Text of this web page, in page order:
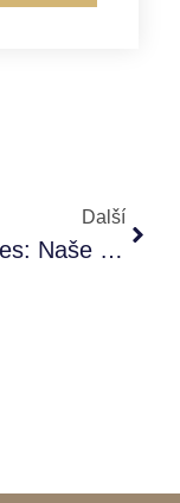
Další
OH Wines: Naše Doporučení Vína Na Dovolenou V Istrii